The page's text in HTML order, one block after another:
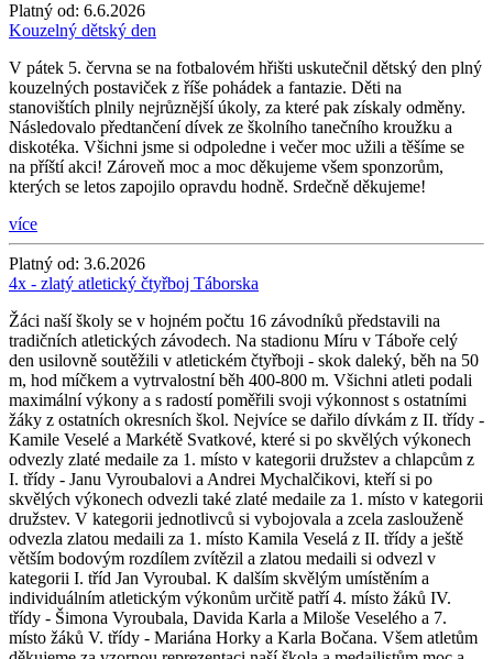
Platný od: 6.6.2026
Kouzelný dětský den
V pátek 5. června se na fotbalovém hřišti uskutečnil dětský den plný
kouzelných postaviček z říše pohádek a fantazie. Děti na
stanovištích plnily nejrůznější úkoly, za které pak získaly odměny.
Následovalo předtančení dívek ze školního tanečního kroužku a
diskotéka. Všichni jsme si odpoledne i večer moc užili a těšíme se
na příští akci! Zároveň moc a moc děkujeme všem sponzorům,
kterých se letos zapojilo opravdu hodně. Srdečně děkujeme!
více
Platný od: 3.6.2026
4x - zlatý atletický čtyřboj Táborska
Žáci naší školy se v hojném počtu 16 závodníků představili na
tradičních atletických závodech. Na stadionu Míru v Táboře celý
den usilovně soutěžili v atletickém čtyřboji - skok daleký, běh na 50
m, hod míčkem a vytrvalostní běh 400-800 m. Všichni atleti podali
maximální výkony a s radostí poměřili svoji výkonnost s ostatními
žáky z ostatních okresních škol. Nejvíce se dařilo dívkám z II. třídy -
Kamile Veselé a Markétě Svatkové, které si po skvělých výkonech
odvezly zlaté medaile za 1. místo v kategorii družstev a chlapcům z
I. třídy - Janu Vyroubalovi a Andrei Mychalčikovi, kteří si po
skvělých výkonech odvezli také zlaté medaile za 1. místo v kategorii
družstev. V kategorii jednotlivců si vybojovala a zcela zaslouženě
odvezla zlatou medaili za 1. místo Kamila Veselá z II. třídy a ještě
větším bodovým rozdílem zvítězil a zlatou medaili si odvezl v
kategorii I. tříd Jan Vyroubal. K dalším skvělým umístěním a
individuálním atletickým výkonům určitě patří 4. místo žáků IV.
třídy - Šimona Vyroubala, Davida Karla a Miloše Veselého a 7.
místo žáků V. třídy - Mariána Horky a Karla Bočana. Všem atletům